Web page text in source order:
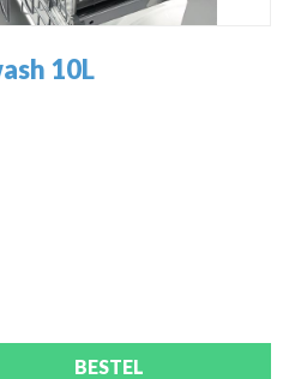
10L
BESTEL